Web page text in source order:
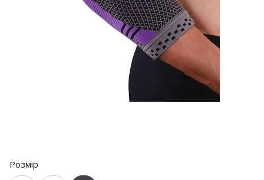
Розмір